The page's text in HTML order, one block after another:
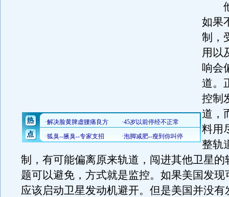
他
如果
制，
用以
响会
道。
控制
道，
料用
整轨
制，有可能偏离原来轨道，闯进其他卫星的
题可以避免，方式就是监控。如果美国发现
应该启动卫星发动机避开。但是美国并没有